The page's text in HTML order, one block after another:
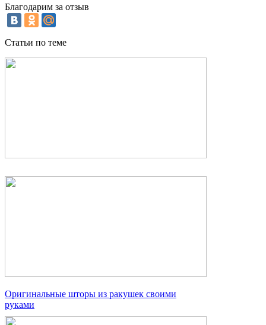
Благодарим за отзыв
Статьи по теме
Оригинальные шторы из ракушек своими
руками